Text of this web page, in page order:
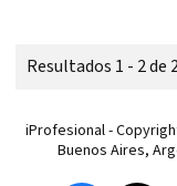
Resultados 1 - 2 de
iProfesional -
Buenos Aires,